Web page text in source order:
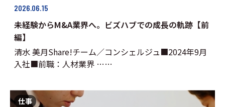
2026.06.15
未経験からM&A業界へ。ビズハブでの成長の軌跡【前
編】
清水 美月Share!チーム／コンシェルジュ■2024年9月
入社■前職：人材業界 ……
仕事